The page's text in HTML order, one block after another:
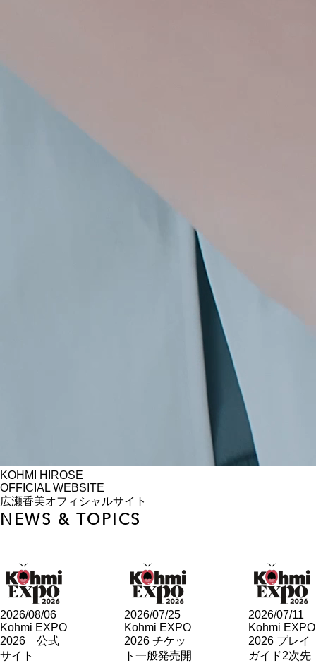
KOHMI HIROSE
OFFICIAL WEBSITE
広瀬香美オフィシャルサイト
NEWS & TOPICS
2026/08/06
Kohmi EXPO
2026 公式
サイト
2026/07/25
Kohmi EXPO
2026 チケッ
ト一般発売開
2026/07/11
Kohmi EXPO
2026 プレイ
ガイド2次先